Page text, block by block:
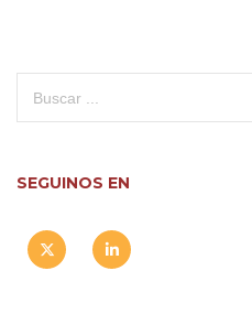
SEGUINOS EN